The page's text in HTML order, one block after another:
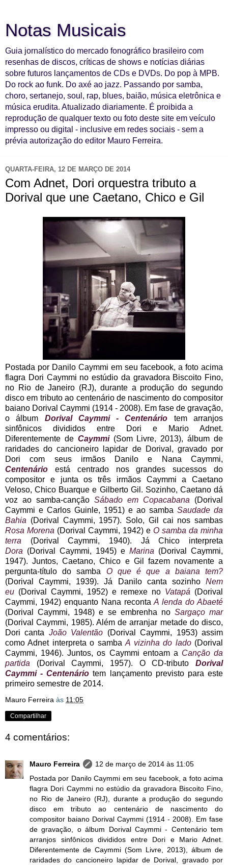
Notas Musicais
Guia jornalístico do mercado fonográfico brasileiro com
resenhas de discos, críticas de shows e notícias diárias
sobre futuros lançamentos de CDs e DVDs. Do pop à MPB.
Do rock ao funk. Do axé ao jazz. Passando por samba,
choro, sertanejo, soul, rap, blues, baião, música eletrônica e
música erudita. Atualizado diariamente. É proibida a
reprodução de qualquer texto ou foto deste site em veículo
impresso ou digital - inclusive em redes sociais - sem a
prévia autorização do editor Mauro Ferreira.
QUARTA-FEIRA, 12 DE MARÇO DE 2014
Com Adnet, Dori orquestra tributo a
Dorival que une Caetano, Chico e Gil
Postada por Danilo Caymmi em seu facebook, a foto acima
flagra Dori Caymmi no estúdio da gravadora Biscoito Fino,
no Rio de Janeiro (RJ), durante a produção do segundo
disco em tributo ao centenário de nascimento do compositor
baiano Dorival Caymmi (1914 - 2008). Em fase de gravação,
o álbum Dorival Caymmi - Centenário tem arranjos
sinfônicos divididos entre Dori e Mario Adnet.
Diferentemente de Caymmi(Som Livre, 2013), álbum de
raridades do cancioneiro lapidar de Dorival, gravado por
Dori com seus irmãos Danilo e Nana Caymmi,
Centenário está centrado nos grandes sucessos do
compositor e junta os três irmãos Caymmi a Caetano
Veloso, Chico Buarque e Gilberto Gil. Sozinho, Caetano dá
voz ao samba-canção Sábado em Copacabana (Dorival
Caymmi e Carlos Guinle, 1951) e ao samba Saudade da
Bahia (Dorival Caymmi, 1957). Solo, Gil cai nos sambas
Rosa Morena (Dorival Caymmi, 1942) e O samba da minha
terra (Dorival Caymmi, 1940). Já Chico interpreta
Dora (Dorival Caymmi, 1945) e Marina (Dorival Caymmi,
1947). Juntos, Caetano, Chico e Gil fazem novamente a
pergunta-título do samba O que é que a baiana tem?
(Dorival Caymmi, 1939). Já Danilo canta sozinho Nem
eu (Dorival Caymmi, 1952) e remexe no Vatapá (Dorival
Caymmi, 1942) enquanto Nana recontaA lenda do Abaeté
(Dorival Caymmi, 1948) e se embrenha no Sargaço mar
(Dorival Caymmi, 1985). Além de arranjar metade do disco,
Dori canta João Valentão (Dorival Caymmi, 1953) assim
como Adnet interpreta o sambaA vizinha do lado(Dorival
Caymmi, 1946). Juntos, os Caymmi entoam a Canção da
partida (Dorival Caymmi, 1957). O CD-tributo Dorival
Caymmi - Centenário tem lançamento previsto para este
primeiro semestre de 2014.
Mauro Ferreira às 11:05
Compartilhar
4 comentários:
Mauro Ferreira
12 de março de 2014 às 11:05
Postada por Danilo Caymmi em seu facebook, a foto acima
flagra Dori Caymmi no estúdio da gravadora Biscoito Fino,
no Rio de Janeiro (RJ), durante a produção do segundo
disco em tributo ao centenário de nascimento do
compositor baiano Dorival Caymmi (1914 - 2008). Em fase
de gravação, o álbum Dorival Caymmi - Centenário tem
arranjos sinfônicos divididos entre Dori e Mario Adnet.
Diferentemente de Caymmi (Som Livre, 2013), álbum de
raridades do cancioneiro lapidar de Dorival, gravado por